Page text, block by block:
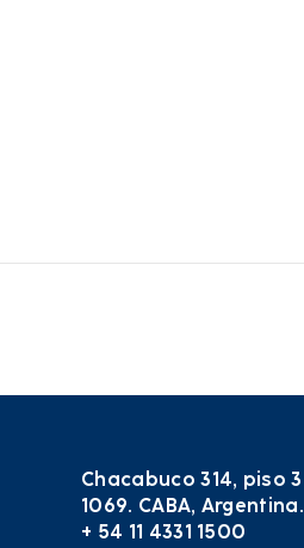
Chacabuco 314, piso 3
1069. CABA, Argentina.
+ 54 11 4331 1500